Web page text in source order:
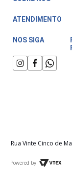
Trocas e Devoluções
Fale Conosco
Meu Cashback
ATENDIMENTO
Horário de
Segunda a Sexta
Sábado das 08:00
NOS SIGA
Rua Vinte Cinco de
Powered by